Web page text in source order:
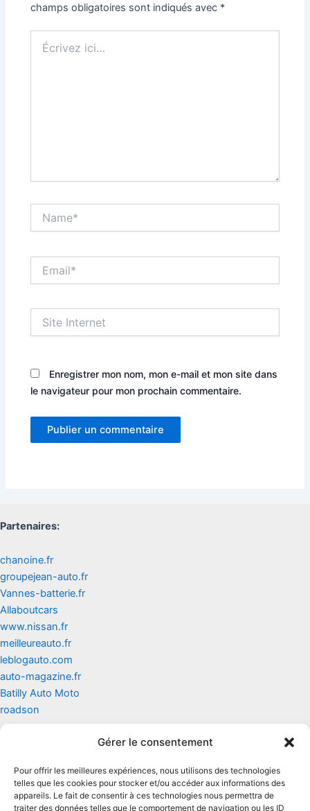
Gérer le consentement
Pour offrir les meilleures expériences, nous utilisons des technologies
telles que les cookies pour stocker et/ou accéder aux informations des
appareils. Le fait de consentir à ces technologies nous permettra de
traiter des données telles que le comportement de navigation ou les ID
champs obligatoires sont indiqués avec *
ici…
Internet
Enregistrer mon nom, mon e-mail et mon site dans
le navigateur pour mon prochain commentaire.
Partenaires:
chanoine.fr
groupejean-auto.fr
Vannes-batterie.fr
Allaboutcars
www.nissan.fr
meilleureauto.fr
leblogauto.com
auto-magazine.fr
Batilly Auto Moto
roadson
Mentions légales